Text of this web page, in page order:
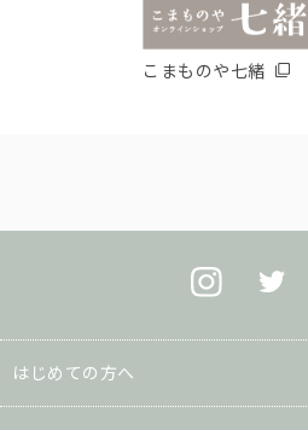
こまものや七緒
はじめての方へ